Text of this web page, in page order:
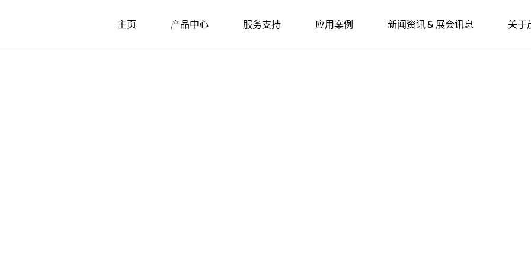
主页 产品中心 服务支持 应用案例 新闻资讯 & 展会讯息 关于